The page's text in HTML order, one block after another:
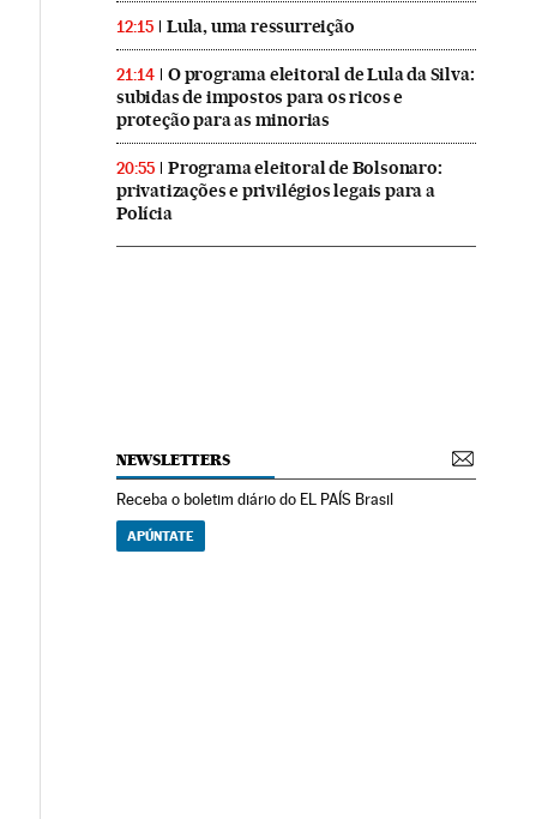
12:15 Lula, uma ressurreição
21:14
O programa eleitoral de Lula da Silva:
subidas de impostos para os ricos e
proteção para as minorias
20:55
Programa eleitoral de Bolsonaro:
privatizações e privilégios legais para a
Polícia
NEWSLETTERS
Receba o boletim diário do EL PAÍS Brasil
APÚNTATE